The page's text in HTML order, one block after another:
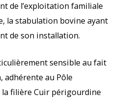
de l’exploitation familiale
la stabulation bovine ayant
de son installation.
sensible au fait
adhérente au Pôle
la filière Cuir périgourdine